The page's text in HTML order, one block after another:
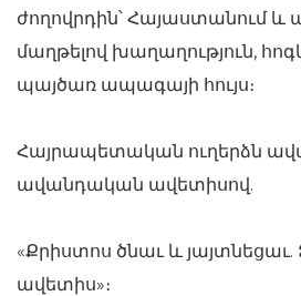
ժողովրդին՝ Հայաստանում և
մաղթելով խաղաղություն,
պայծառ ապագայի հույս։
Հայրապետական ուղերձն
ավանդական ավետիսով.
«Քրիստոս ծնաւ և յայտնեցաւ.
ավետիս»։